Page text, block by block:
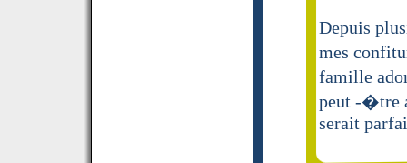
Depuis
mes
famille
peut -�tre
serait